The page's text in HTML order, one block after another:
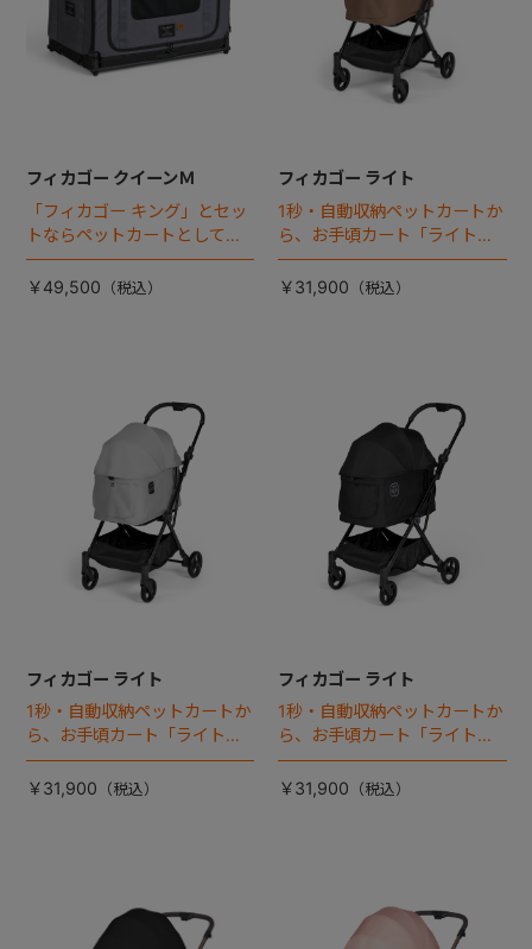
フィカゴー クイーンＭ
「フィカゴー キング」とセッ
トならペットカートとしても
使える、耐荷重50㎏の大型犬
向けケージが登場！
￥49,500
フィカゴー ライト
1秒・自動収納ペットカートか
ら、お手頃カート「ライト」
が登場！
￥31,900
フィカゴー ライト
1秒・自動収納ペットカートか
ら、お手頃カート「ライト」
が登場！
￥31,900
フィカゴー ライト
1秒・自動収納ペットカートか
ら、お手頃カート「ライト」
が登場！
￥31,900